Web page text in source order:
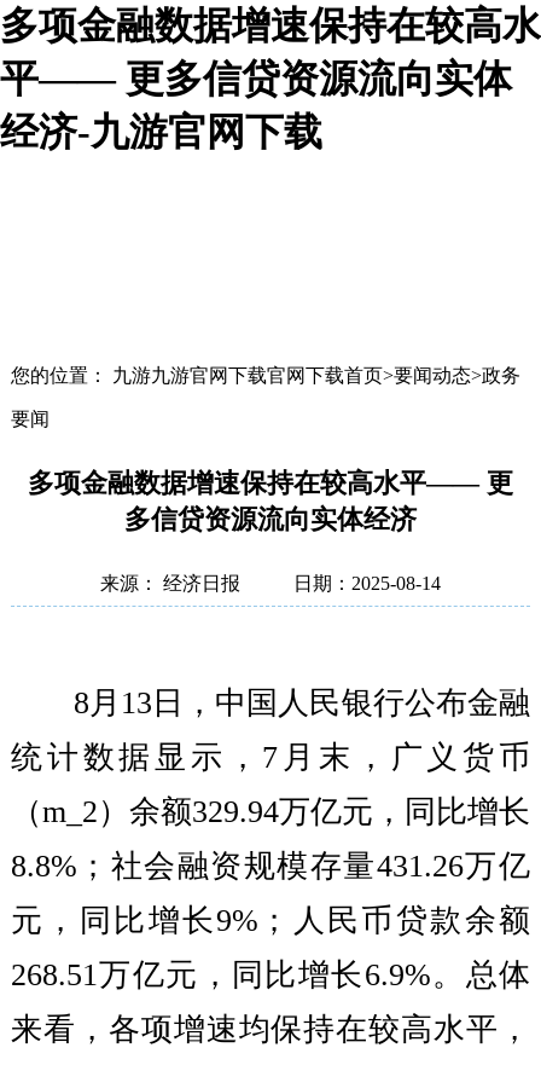
多项金融数据增速保持在较高水
平—— 更多信贷资源流向实体
经济-九游官网下载
您的位置： 九游九游官网下载官网下载首页>要闻动态>政务
要闻
多项金融数据增速保持在较高水平—— 更
多信贷资源流向实体经济
来源： 经济日报 日期：2025-08-14
8月13日，中国人民银行公布金融
统计数据显示，7月末，广义货币
（m_2）余额329.94万亿元，同比增长
8.8%；社会融资规模存量431.26万亿
元，同比增长9%；人民币贷款余额
268.51万亿元，同比增长6.9%。总体
来看，各项增速均保持在较高水平，